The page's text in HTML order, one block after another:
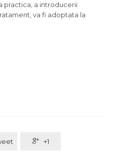
practica, a introducerii
va fi adoptata la
 +1